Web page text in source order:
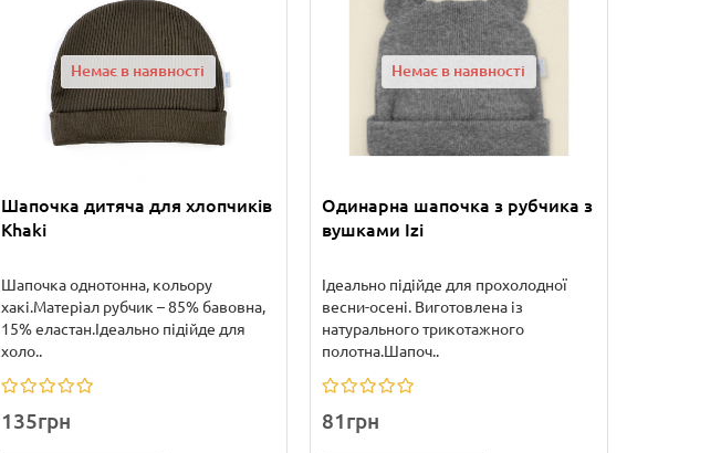
Немає в наявності
Шапочка дитяча для хлопчиків
Khaki
Шапочка однотонна, кольору
хакі.Матеріал рубчик – 85% бавовна,
15% еластан.Ідеально підійде для
холо..
135грн
Немає в наявності
Одинарна шапочка з рубчика з
вушками Izi
Ідеально підійде для прохолодної
весни-осені. Виготовлена із
натурального трикотажного
полотна.Шапоч..
81грн